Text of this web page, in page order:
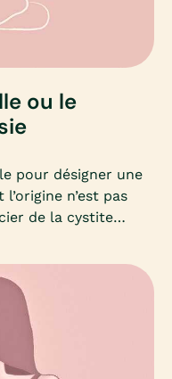
zone anale. Mia
ou le
pour désigner une
n’est pas
de la cystite
Un examen de la
à fibres optiques
valider le
d’une biopsie de la
est considérée